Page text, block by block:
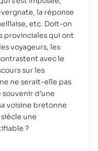
la réponse
etc. Doit-on
provinciales qui ont
voyageurs, les
avec le
sur les
ne serait-elle pas
d’une
voisine bretonne
une
?